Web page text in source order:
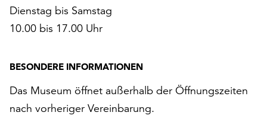
Dienstag bis Samstag
10.00 bis 17.00 Uhr
BESONDERE INFORMATIONEN
Das Museum öffnet außerhalb der Öffnungszeiten
nach vorheriger Vereinbarung.